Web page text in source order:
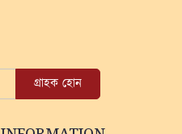
গ্রাহক হোন